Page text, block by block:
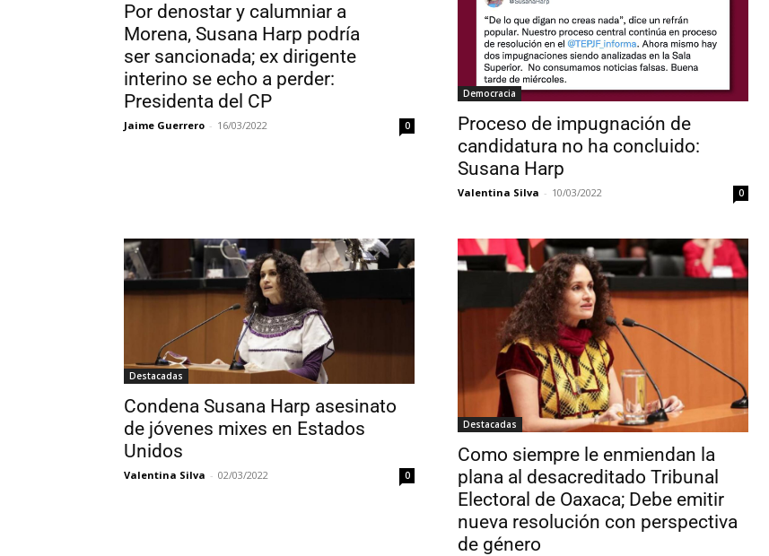
Por denostar y calumniar a
Morena, Susana Harp podría
ser sancionada; ex dirigente
interino se echo a perder:
Presidenta del CP
Jaime Guerrero - 16/03/2022 0
Democracia
Proceso de impugnación de
candidatura no ha concluido:
Susana Harp
Valentina Silva - 10/03/2022 0
Destacadas
Condena Susana Harp asesinato
de jóvenes mixes en Estados
Unidos
Valentina Silva - 02/03/2022 0
Destacadas
Como siempre le enmiendan la
plana al desacreditado Tribunal
Electoral de Oaxaca; Debe emitir
nueva resolución con perspectiva
de género